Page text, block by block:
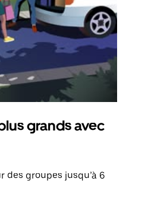
grands avec
des groupes jusqu’à 6